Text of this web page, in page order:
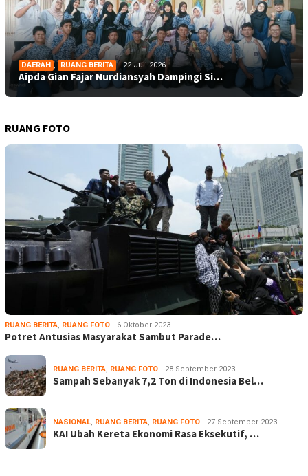
DAERAH , RUANG BERITA 22 Juli 2026
Aipda Gian Fajar Nurdiansyah Dampingi Si…
RUANG FOTO
RUANG BERITA, RUANG FOTO 6 Oktober 2023
Potret Antusias Masyarakat Sambut Parade…
RUANG BERITA, RUANG FOTO 28 September 2023
Sampah Sebanyak 7,2 Ton di Indonesia Bel…
NASIONAL, RUANG BERITA, RUANG FOTO 27 September 2023
KAI Ubah Kereta Ekonomi Rasa Eksekutif, …